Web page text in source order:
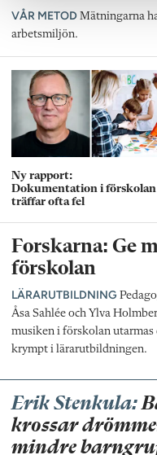
VÅR METOD Mätningarna
arbetsmiljön.
Ny rapport:
Dokumentation i förskolan
träffar ofta fel
Forskarna: Ge
förskolan
LÄRARUTBILDNING
Åsa Sahlée och Ylva
musiken i förskolan utarmas
krympt i lärarutbildningen.
Erik Stenkula:
krossar
mindre